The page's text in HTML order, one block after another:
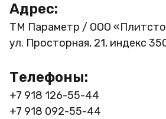
Адрес:
ТМ Параметр / ООО
ул. Просторная, 21, индекс
Телефоны:
+7 918 126-55-44
+7 918 092-55-44